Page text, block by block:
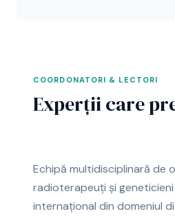
COORDONATORI & LECTORI
Experții care
Echipă multidisciplinară de
radioterapeuți și
internațional din domeniul